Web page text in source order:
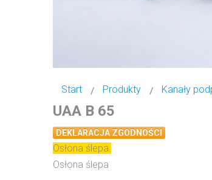
Start Produkty Kanały
UAA B 65
DEKLARACJA ZGODNOŚCI
Osłona ślepa.
Osłona ślepa